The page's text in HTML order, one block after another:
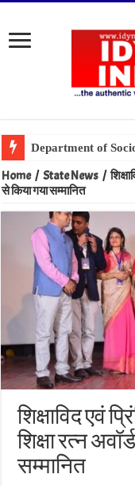
Home / State News /
से किया गया सम्मानित
शिक्षाविद एवं
शिक्षा रत्न
सम्मानित